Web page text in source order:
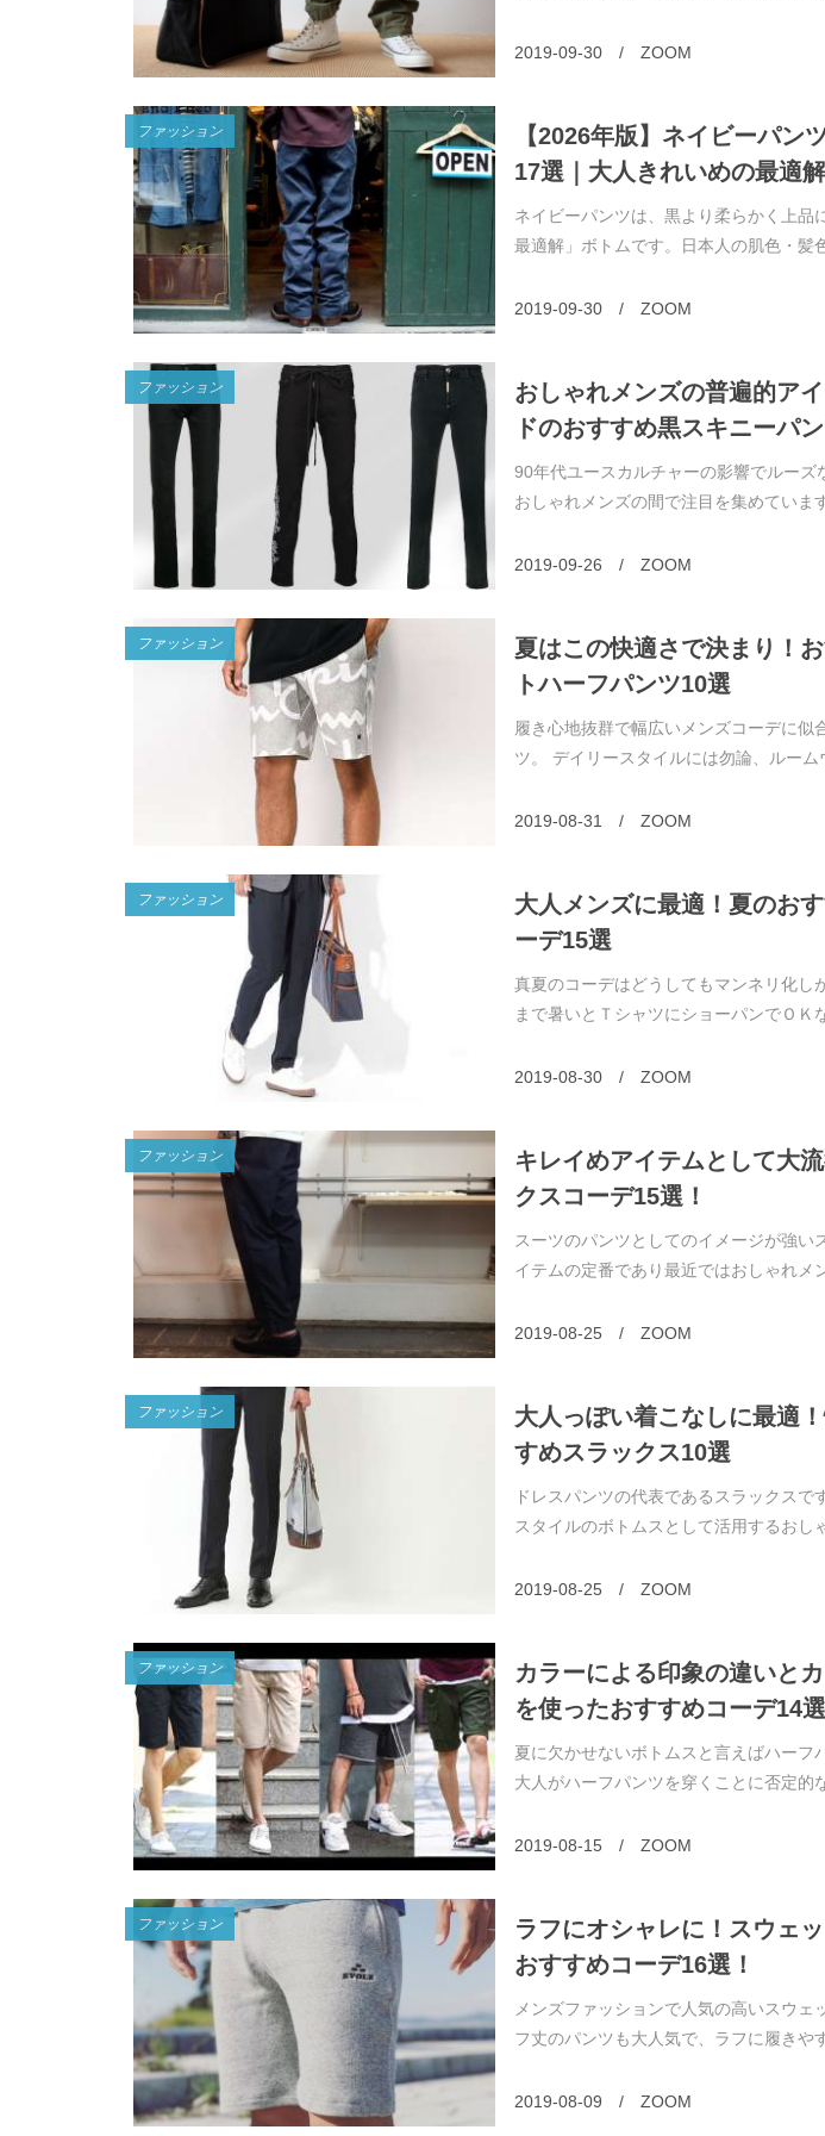
2019-09-30 / ZOOM
ファッション
【2026年版】ネイビーパン
17選｜大人きれいめの最適解
ネイビーパンツは、黒より柔らかく上品
最適解」ボトムです。日本人の肌色・髪
2019-09-30 / ZOOM
ファッション
おしゃれメンズの普遍的ア
ドのおすすめ黒スキニーパ
90年代ユースカルチャーの影響でルーズ
おしゃれメンズの間で注目を集めていま
2019-09-26 / ZOOM
ファッション
夏はこの快適さで決まり！
トハーフパンツ10選
履き心地抜群で幅広いメンズコーデに似
ツ。 デイリースタイルには勿論、ルーム
2019-08-31 / ZOOM
ファッション
大人メンズに最適！夏のお
ーデ15選
真夏のコーデはどうしてもマンネリ化し
まで暑いとＴシャツにショーパンでＯＫ
2019-08-30 / ZOOM
ファッション
キレイめアイテムとして大
クスコーデ15選！
スーツのパンツとしてのイメージが強い
イテムの定番であり最近ではおしゃれメ
2019-08-25 / ZOOM
ファッション
大人っぽい着こなしに最適
すめスラックス10選
ドレスパンツの代表であるスラックスで
スタイルのボトムスとして活用するおし
2019-08-25 / ZOOM
ファッション
カラーによる印象の違いと
を使ったおすすめコーデ14選
夏に欠かせないボトムスと言えばハーフ
大人がハーフパンツを穿くことに否定的
2019-08-15 / ZOOM
ファッション
ラフにオシャレに！スウェ
おすすめコーデ16選！
メンズファッションで人気の高いスウェ
フ丈のパンツも大人気で、ラフに履きや
2019-08-09 / ZOOM